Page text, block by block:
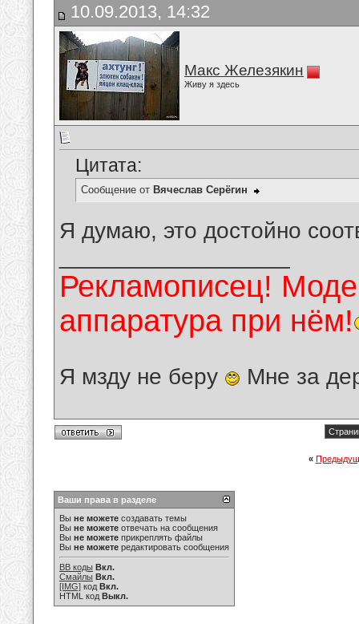
10.09.2013, 14:32
Макс Железякин
Живу я здесь
Цитата:
Сообщение от Вячеслав Серёгин
Я думаю, это достойно
Рекламописец!
аппаратура при нём!
Я мзду не беру Мне за
«
Ваши права в разделе
Вы не можете создавать темы
Вы не можете отвечать на сообщения
Вы не можете прикреплять файлы
Вы не можете редактировать сообщения
BB коды Вкл.
Смайлы Вкл.
[IMG] код Вкл.
HTML код Выкл.